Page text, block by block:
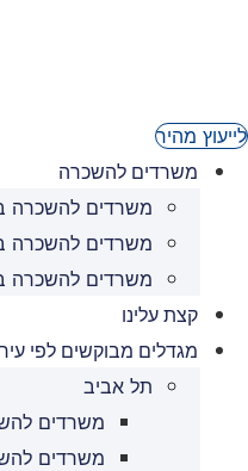
לייעוץ מהיר
משרדים להשכרה
משרדים להשכרה
משרדים להשכרה
משרדים להשכרה
קצת עלינו
מגדלים מבוקשים לפי עיר
תל אביב
משרדים
משרדים